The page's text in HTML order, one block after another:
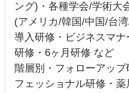
ング)・各種学会/学術大
(アメリカ/韓国/中国/台
導入研修・ビジネスマ
研修・6ヶ月研修 など
階層別・フォローアッ
フェッショナル研修・